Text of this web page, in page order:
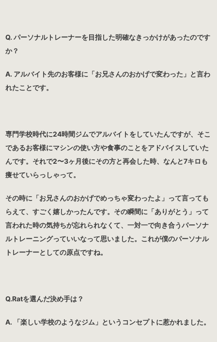
Q. パーソナルトレーナーを目指した明確なきっかけがあったのです
か？
A. アルバイト先のお客様に「お兄さんのおかげで変わった」と言わ
れたことです。
専門学校時代に24時間ジムでアルバイトをしていたんですが、そこ
であるお客様にマシンの使い方や食事のことをアドバイスしていた
んです。それで2〜3ヶ月後にその方と再会した時、なんと7キロも
痩せていらっしゃって。
その時に「お兄さんのおかげでめっちゃ変わったよ」って言っても
らえて、すごく嬉しかったんです。その瞬間に「ありがとう」って
言われた時の気持ちが忘れられなくて、一対一で向き合うパーソナ
ルトレーニングっていいなって思いました。これが僕のパーソナル
トレーナーとしての原点ですね。
Q.Ratを選んだ決め手は？
A. 「楽しい学校のようなジム」というコンセプトに惹かれました。